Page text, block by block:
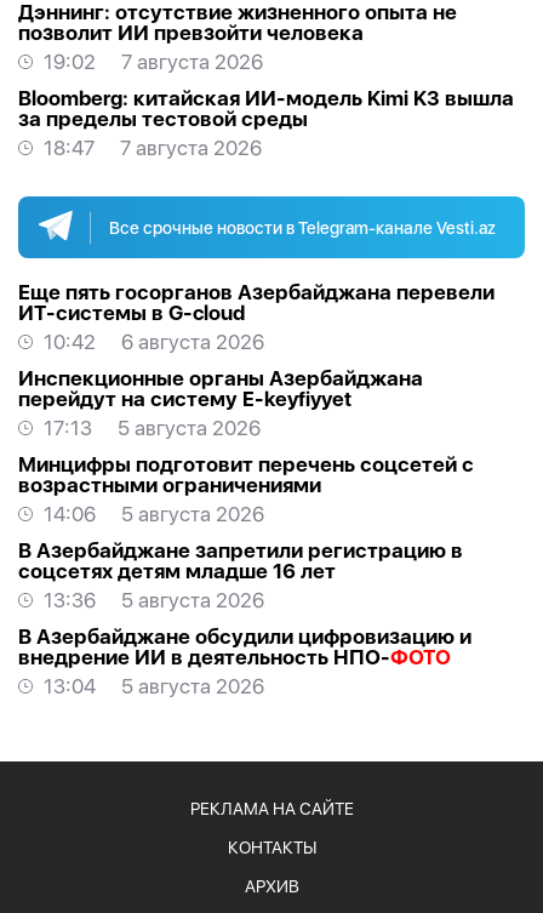
Дэннинг: отсутствие жизненного опыта не
позволит ИИ превзойти человека
19:02
7 августа 2026
Bloomberg: китайская ИИ-модель Kimi K3 вышла
за пределы тестовой среды
18:47
7 августа 2026
Все срочные новости в Telegram-канале Vesti.az
Еще пять госорганов Азербайджана перевели
ИТ-системы в G-cloud
10:42
6 августа 2026
Инспекционные органы Азербайджана
перейдут на систему E-keyfiyyet
17:13
5 августа 2026
Минцифры подготовит перечень соцсетей с
возрастными ограничениями
14:06
5 августа 2026
В Азербайджане запретили регистрацию в
соцсетях детям младше 16 лет
13:36
5 августа 2026
В Азербайджане обсудили цифровизацию и
внедрение ИИ в деятельность НПО-ФОТО
13:04
5 августа 2026
РЕКЛАМА НА САЙТЕ
КОНТАКТЫ
АРХИВ